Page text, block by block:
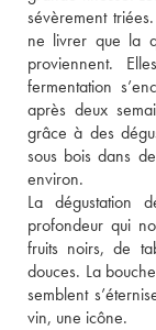
sévèrement
ne livrer que la
proviennent.
fermentation
après deux
grâce à des
sous bois dans
environ.
La dégustation
profondeur qui
fruits noirs, de
douces. La
semblent
vin, une icône.